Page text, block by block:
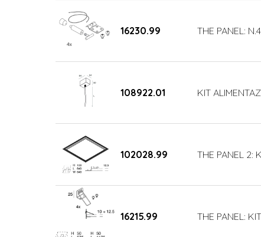
16230.99 THE PANEL:
108922.01 KIT
102028.99 THE PANEL 2:
16215.99 THE PANEL: